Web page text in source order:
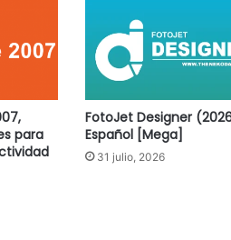
para
FotoJet Designer
Español [Mega]
31 julio, 2026